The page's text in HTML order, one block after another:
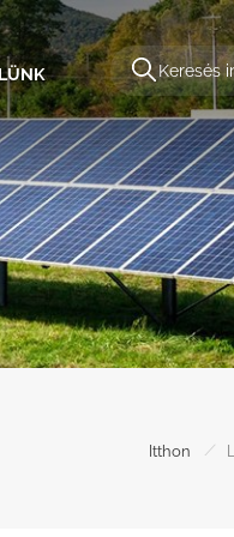
Itthon /